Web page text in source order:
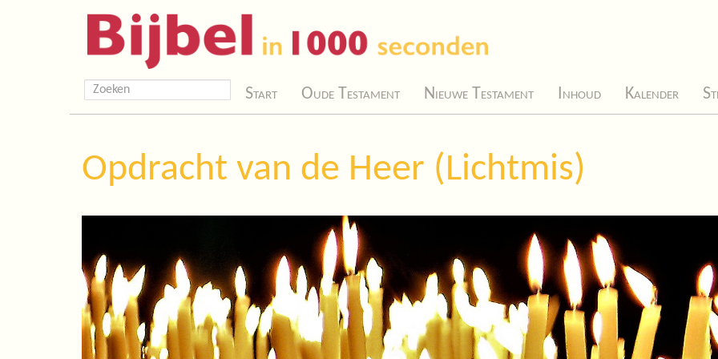
Start Oude Testament Nieuwe Testament Inhoud Kalender
Opdracht van de Heer (Lichtmis)